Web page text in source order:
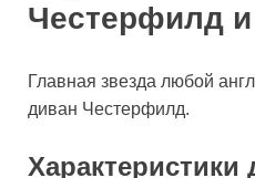
Честерфилд и
Главная звезда любой
диван Честерфилд.
Характеристики